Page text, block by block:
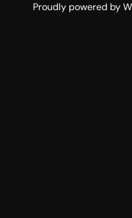
Proudly powered by